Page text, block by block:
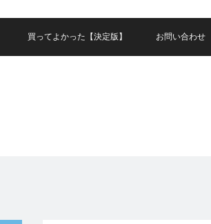
買ってよかった【決定版】 お問い合わせ